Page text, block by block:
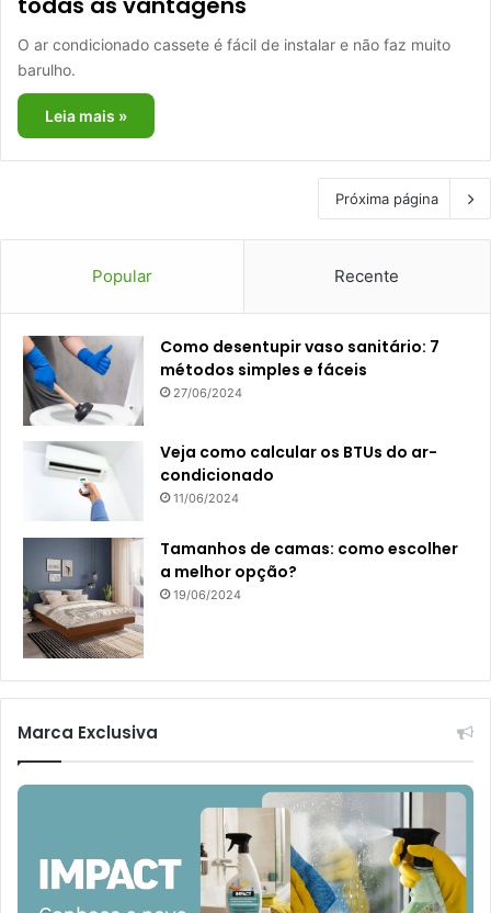
O ar condicionado cassete é fácil de instalar e não faz muito
barulho.
Leia mais »
Próxima página
Popular Recente
Como desentupir vaso sanitário: 7
métodos simples e fáceis
27/06/2024
Veja como calcular os BTUs do ar-
condicionado
11/06/2024
Tamanhos de camas: como escolher
a melhor opção?
19/06/2024
Marca Exclusiva